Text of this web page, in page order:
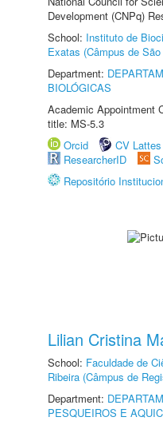
Development (CNPq)
School: Instituto de
Exatas (Câmpus de
Department:
BIOLÓGICAS
Academic Appointment
title: MS-5.3
Orcid
CV Lattes
ResearcherID
Repositório
Lilian Cristina
School: Faculdade de
Ribeira (Câmpus de
Department:
PESQUEIROS E